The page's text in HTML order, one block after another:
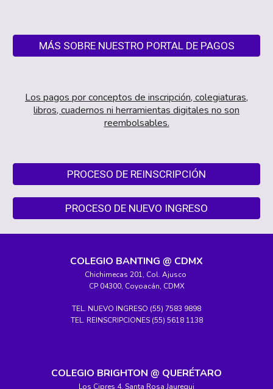
MÁS SOBRE NUESTRO PORTAL DE PAGOS
Los pagos por conceptos de inscripción, colegiaturas,
libros, cuadernos ni herramientas digitales no son
reembolsables.
PROCESO DE REINSCRIPCIÓN
PROCESO DE NUEVO INGRESO
COLEGIO BANTING @ CDMX
Chichimecas 201, Col. Ajusco
CP 04300, Coyoacán, CDMX
TEL. NUEVO INGRESO (55) 7583 9898
TEL. REINSCRIPCIONES (55) 5618 1138
COLEGIO BRIGHTON @ QUERÉTARO
Los Cipres 4, Santa Rosa Jauregui